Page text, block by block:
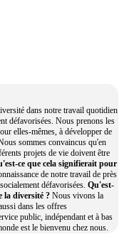
dans notre travail quotidien
défavorisées. Nous prenons les
elles-mêmes, à développer de
sommes convaincus qu'en
projets de vie doivent être
ce que cela signifierait pour
de notre travail de près
défavorisées. Qu'est-
la diversité ? Nous vivons la
dans les offres
public, indépendant et à bas
est le bienvenu chez nous.